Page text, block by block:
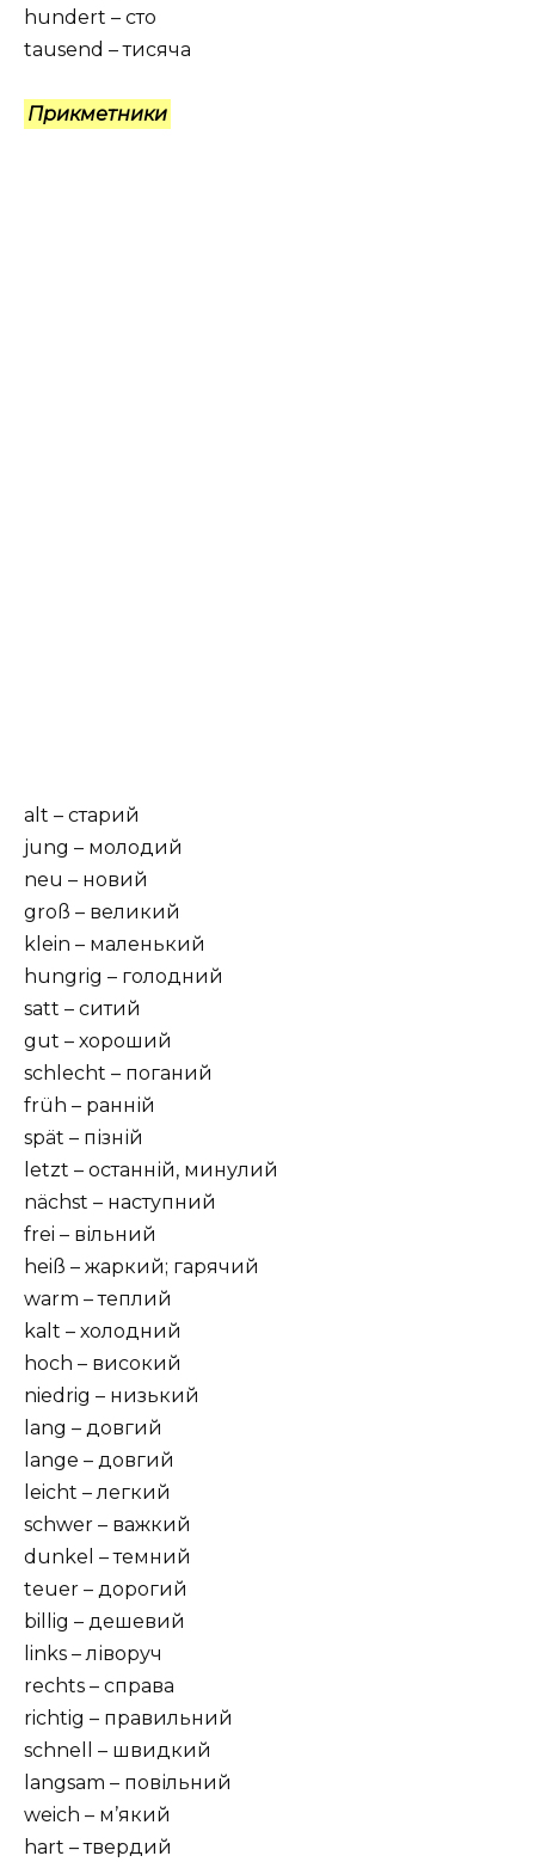
hundert – сто
tausend – тисяча
Прикметники
alt – старий
jung – молодий
neu – новий
groß – великий
klein – маленький
hungrig – голодний
satt – ситий
gut – хороший
schlecht – поганий
früh – ранній
spät – пізній
letzt – останній, минулий
nächst – наступний
frei – вільний
heiß – жаркий; гарячий
warm – теплий
kalt – холодний
hoch – високий
niedrig – низький
lang – довгий
lange – довгий
leicht – легкий
schwer – важкий
dunkel – темний
teuer – дорогий
billig – дешевий
links – ліворуч
rechts – справа
richtig – правильний
schnell – швидкий
langsam – повільний
weich – м’який
hart – твердий